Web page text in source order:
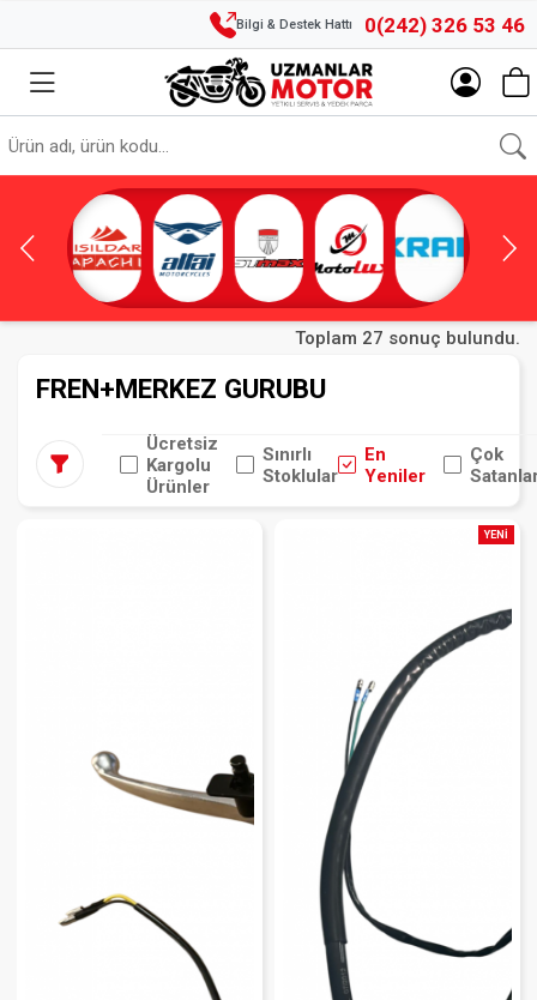
Bilgi & Destek Hattı 0(242) 326 53 46
Toplam 27 sonuç bulundu.
FREN+MERKEZ GURUBU
Ücretsiz
Kargolu
Ürünler
Sınırlı
Stoklular
En
Yeniler
Çok
YENİ